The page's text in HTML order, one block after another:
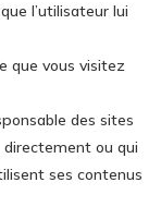
l’utilisateur lui
que vous visitez
des sites
ou qui
ses contenus